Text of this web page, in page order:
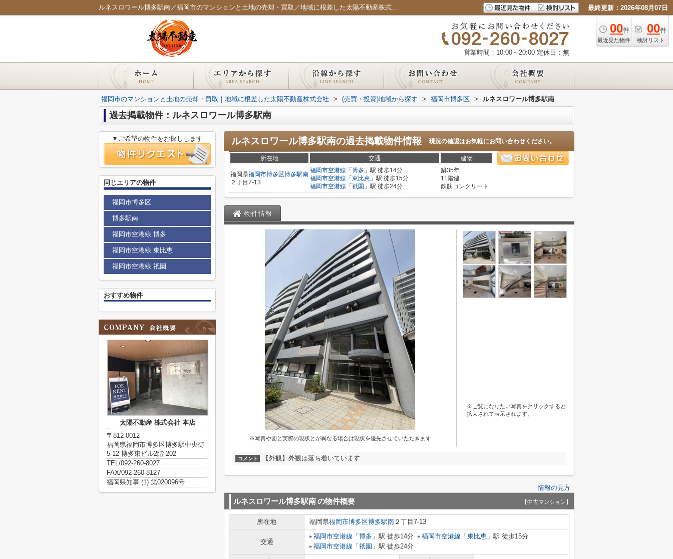
ルネスロワール博多駅南／福岡市のマンションと土地の売却・買取／地域に根差した太陽不動産株式会社 最終更新：2026年08月07日
00件
最近見た物件
00件
検討リスト
営業時間：10:00～20:00 定休日：無
福岡市のマンションと土地の売却・買取｜地域に根差した太陽不動産株式会社 > (売買・投資)地域から探す > 福岡市博多区 > ルネスロワール博多駅南
過去掲載物件：ルネスロワール博多駅南
ルネスロワール博多駅南の過去掲載物件情報 現況の確認はお気軽にお問い合わせください。
所在地 交通 建物
福岡県福岡市博多区博多駅南
２丁目7-13
福岡市空港線 「 博多 」駅 徒歩14分
福岡市空港線 「 東比恵 」駅 徒歩15分
福岡市空港線 「 祇園 」駅 徒歩24分
築35年
11階建
鉄筋コンクリート
物件情報
※写真や図と実際の現状とが異なる場合は現状を優先させていただきます
※ご覧になりたい写真をクリックすると
拡大されて表示されます。
コメント 【外観】外観は落ち着いています
情報の見方
ルネスロワール博多駅南の物件概要 【中古マンション】
所在地 福岡県福岡市博多区博多駅南 ２丁目7-13
交通
福岡市空港線 「 博多 」駅 徒歩14分 福岡市空港線 「 東比恵 」駅 徒歩15分
福岡市空港線 「 祇園 」駅 徒歩24分
▼ご希望の物件をお探しします
同じエリアの物件
福岡市博多区
博多駅南
福岡市空港線 博多
福岡市空港線 東比恵
福岡市空港線 祇園
おすすめ物件
太陽不動産 株式会社 本店
〒812-0012
福岡県福岡市博多区博多駅中央街
5-12 博多東ビル2階 202
TEL/092-260-8027
FAX/092-260-8127
福岡県知事 (1) 第020096号